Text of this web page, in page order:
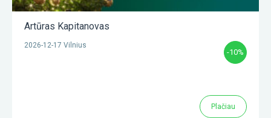
Artūras Kapitanovas
2026-12-17 Vilnius
-10%
Plačiau